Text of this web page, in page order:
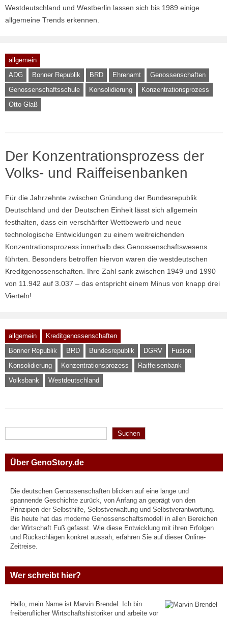
Westdeutschland und Westberlin lassen sich bis 1989 einige
allgemeine Trends erkennen.
allgemein
ADG
Bonner Republik BRD Ehrenamt
Genossenschaften
Genossenschaftsschule
Konsolidierung
Konzentrationsprozess
Otto Glaß
Der Konzentrationsprozess der
Volks- und Raiffeisenbanken
Für die Jahrzehnte zwischen Gründung der Bundesrepublik
Deutschland und der Deutschen Einheit lässt sich allgemein
festhalten, dass ein verschärfter Wettbewerb und neue
technologische Entwicklungen zu einem weitreichenden
Konzentrationsprozess innerhalb des Genossenschaftswesens
führten. Besonders betroffen hiervon waren die westdeutschen
Kreditgenossenschaften. Ihre Zahl sank zwischen 1949 und 1990
von 11.942 auf 3.037 – das entspricht einem Minus von knapp drei
Vierteln!
allgemein
Kreditgenossenschaften
Bonner Republik
BRD Bundesrepublik DGRV
Fusion
Konsolidierung
Konzentrationsprozess
Raiffeisenbank
Volksbank
Westdeutschland
Suchen
Suchen
Über GenoStory.de
Die deutschen Genossenschaften blicken auf eine lange und
spannende Geschichte zurück, von Anfang an geprägt von den
Prinzipien der Selbsthilfe, Selbstverwaltung und Selbstverantwortung.
Bis heute hat das moderne Genossenschaftsmodell in allen Bereichen
der Wirtschaft Fuß gefasst. Wie diese Entwicklung mit ihren Erfolgen
und Rückschlägen konkret aussah, erfahren Sie auf dieser Online-
Zeitreise.
Wer schreibt hier?
Hallo, mein Name ist Marvin Brendel. Ich bin
freiberuflicher Wirtschaftshistoriker und arbeite vor